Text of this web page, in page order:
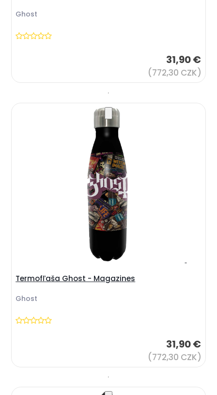
Ghost
31,90 €
(772,30 CZK)
Termofľaša Ghost - Magazines
Ghost
31,90 €
(772,30 CZK)